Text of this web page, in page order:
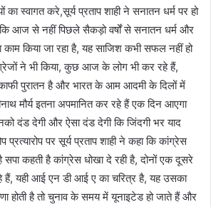
स्वागत करे,सूर्य प्रताप शाही ने सनातन धर्म पर हो
कि आज से नहीं पिछले सैकड़ो वर्षों से सनातन धर्म और
किया जा रहा है, यह साजिश कभी सफल नहीं हो
ने भी किया, कुछ आज के लोग भी कर रहे हैं,
पुरातन है और भारत के आम आदमी के दिलों में
मौर्य इतना अपमानित कर रहे हैं एक दिन आएगा
दंड देगी और ऐसा दंड देगी कि जिंदगी भर याद
पर सूर्य प्रताप शाही ने कहा कि कांग्रेस
सपा कहती है कांग्रेस धोखा दे रही है, दोनों एक दूसरे
हैं, यही आई एन डी आई ए का चरित्र है, यह उसका
होती है तो चुनाव के समय में यूनाइटेड हो जाते हैं और